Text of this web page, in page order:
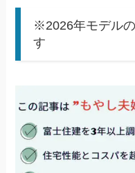
※2026年モデル
す